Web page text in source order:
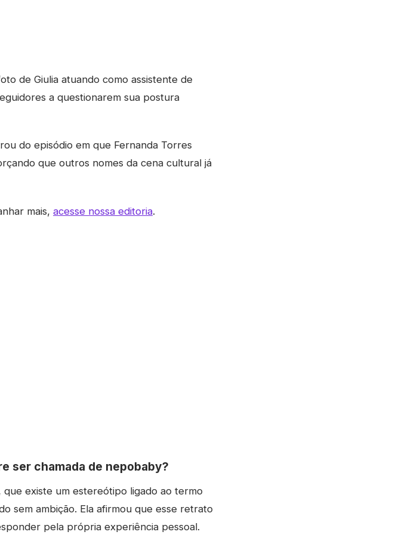
de Giulia atuando como assistente de
a questionarem sua postura
do episódio em que Fernanda Torres
que outros nomes da cena cultural já
mais, acesse nossa editoria.
ser chamada de nepobaby?
que existe um estereótipo ligado ao termo
sem ambição. Ela afirmou que esse retrato
pela própria experiência pessoal.